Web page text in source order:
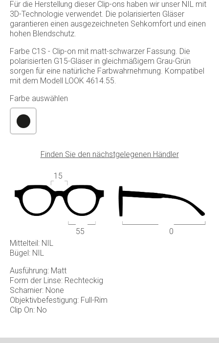
Mittelteil: NIL
Bügel: NIL
Ausführung: Matt
Form der Linse: Rechteckig
Scharnier: None
Objektivbefestigung: Full-Rim
Clip On: No
Für die Herstellung dieser Clip-ons haben wir unser NIL mit
3D-Technologie verwendet. Die polarisierten Gläser
garantieren einen ausgezeichneten Sehkomfort und einen
hohen Blendschutz.
Farbe C1S - Clip-on mit matt-schwarzer Fassung. Die
polarisierten G15-Gläser in gleichmäßigem Grau-Grün
sorgen für eine natürliche Farbwahrnehmung. Kompatibel
mit dem Modell LOOK 4614.55.
Farbe auswählen
Finden Sie den nächstgelegenen Händler
55
15
0